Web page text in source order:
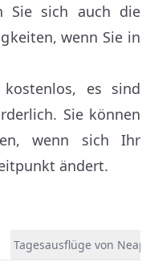
Sie sich auch die
wenn Sie in
es sind
Sie können
wenn sich Ihr
ändert.
Tagesausflüge von